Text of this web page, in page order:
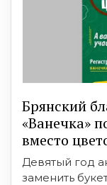
Брянский
«Ванечка»
вместо
Девятый год
заменить